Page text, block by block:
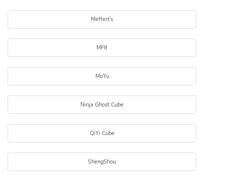
Meffert's
MF8
MoYu
Ninja Ghost Cube
QiYi Cube
ShengShou